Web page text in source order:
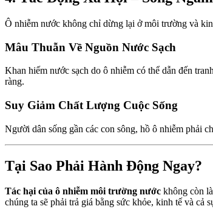
Ô nhiễm nước không chỉ dừng lại ở môi trường và
Mâu Thuẫn Về Nguồn Nước Sạch
Khan hiếm nước sạch do ô nhiễm có thể dẫn đến
ràng.
Suy Giảm Chất Lượng Cuộc Sống
Người dân sống gần các con sông, hồ ô nhiễm phải
Tại Sao Phải Hành Động Ngay?
Tác hại của ô nhiễm môi trường nước không còn
chúng ta sẽ phải trả giá bằng sức khỏe, kinh tế và cả